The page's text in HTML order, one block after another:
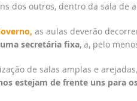
dos outros, dentro da sala de
as aulas deverão
secretária fixa, a, pelo
de salas amplas e
estejam de frente uns para